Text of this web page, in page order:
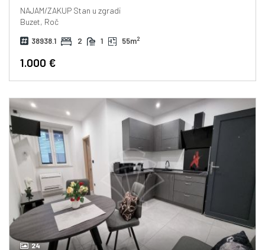
NAJAM/ZAKUPStan u zgradi
Buzet, Roč
38938.1 2 1 55m2
1.000 €
24